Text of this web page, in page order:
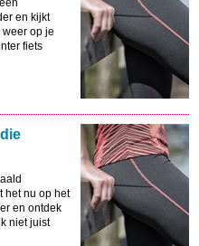
en kijkt
op je
fiets
het nu op het
en ontdek
niet juist